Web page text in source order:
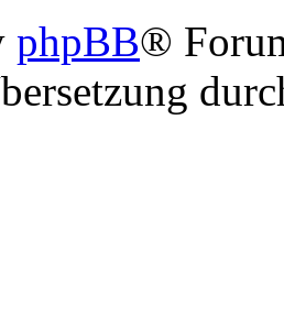
phpBB®